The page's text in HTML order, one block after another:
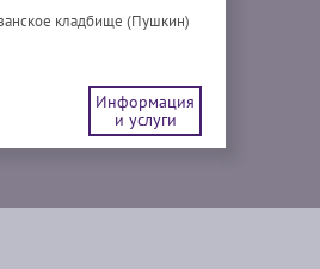
кладбище (Пушкин)
Информация
и услуги